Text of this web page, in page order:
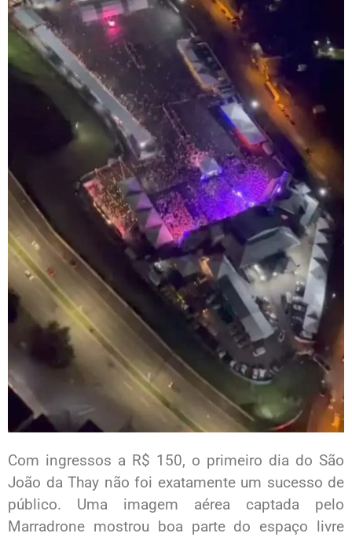
Com ingressos a R$ 150, o primeiro dia do São
João da Thay não foi exatamente um sucesso de
público. Uma imagem aérea captada pelo
Marradrone mostrou boa parte do espaço livre